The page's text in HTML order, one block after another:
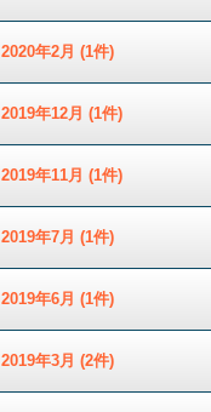
2020年2月 (1件)
2019年12月 (1件)
2019年11月 (1件)
2019年7月 (1件)
2019年6月 (1件)
2019年3月 (2件)